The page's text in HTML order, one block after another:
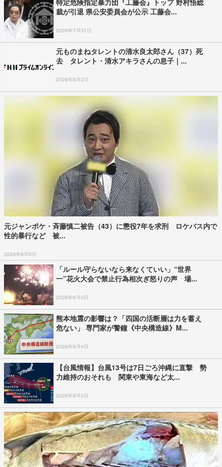
特定危険指定暴力団『工藤会』トップ 野村悟総
裁が引退 県公安委員会が公示 工藤会...
2026年7月31日
元ものまねタレントの清水良太郎さん（37）死
去 タレント・清水アキラさんの息子｜...
2026年8月2日
元ジャンポケ・斉藤慎二被告（43）に懲役7年を求刑 ロケバス内で
性的暴行など 被...
2026年8月5日
「ルール守らないなら来なくていい」“世界
一”花火大会で禁止行為相次ぎ怒りの声 場...
2026年8月3日
熊本地震の影響は？「四国の活断層は力を蓄え
危ない」 専門家が警鐘《中央構造線》M...
2026年8月4日
【台風情報】台風13号は7日ごろ沖縄に直撃 勢
力維持のおそれも 関東や東海など太...
2026年8月3日